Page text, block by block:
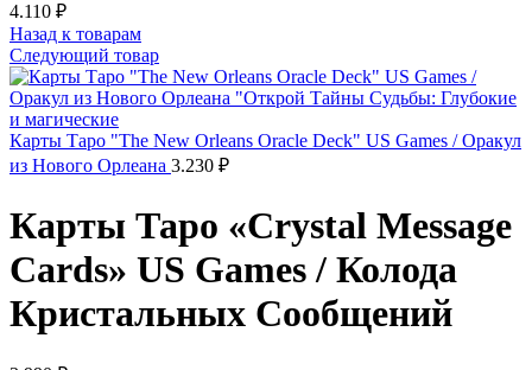
4.110 ₽
Назад к товарам
Следующий товар
Карты Таро "The New Orleans Oracle Deck" US Games / Оракул
из Нового Орлеана 3.230 ₽
Карты Таро «Crystal Message
Cards» US Games / Колода
Кристальных Сообщений